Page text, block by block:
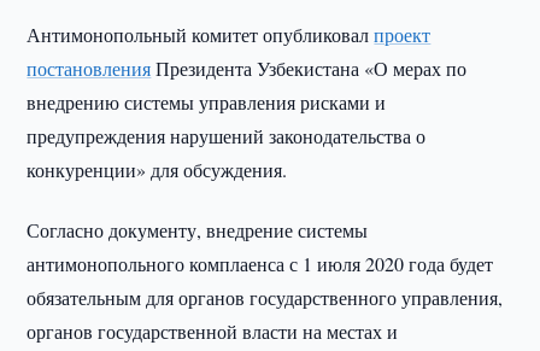
Антимонопольный комитет опубликовалпроект
постановленияПрезидента Узбекистана «О мерах по
внедрению системы управления рисками и
предупреждения нарушений законодательства о
конкуренции» для обсуждения.
Согласно документу, внедрение системы
антимонопольного комплаенса с 1 июля 2020 года будет
обязательным для органов государственного управления,
органов государственной власти на местах и